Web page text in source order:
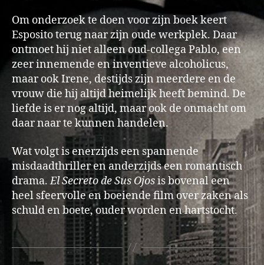
Om onderzoek te doen voor zijn boek keert
Esposito terug naar zijn oude werkplek. Daar
ontmoet hij niet alleen oud-collega Pablo, een
zeer innemende en inventieve alcoholicus,
maar ook Irene, destijds zijn meerdere en de
vrouw die hij altijd heimelijk heeft bemind. De
liefde is er nog altijd, maar ook de onmacht om
daar naar te kunnen handelen.
Wat volgt is enerzijds een spannende
misdaadthriller en anderzijds een romantisch
drama.El Secreto de Sus Ojosis bovenal een
heel sfeervolle en boeiende film over zaken als
schuld en boete, ouder worden en hartstocht.